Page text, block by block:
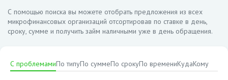
С помощью поиска вы можете отобрать предложения из всех
микрофинансовых организаций отсортировав по ставке в день,
сроку, сумме и получить займ наличными уже в день обращения.
С проблемамиПо типуПо суммеПо срокуПо времениКудаКому